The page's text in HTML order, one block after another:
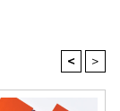
< >